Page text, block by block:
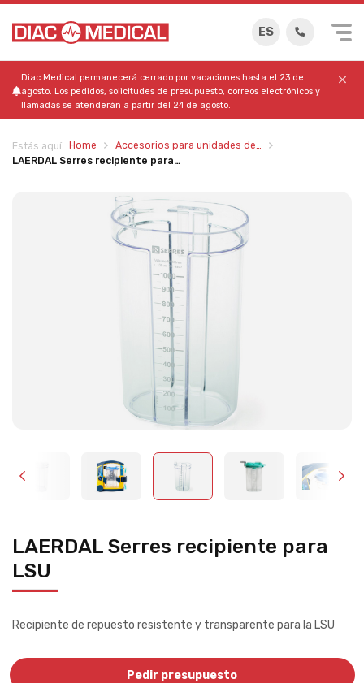
ES
Diac Medical permanecerá cerrado por vacaciones hasta el 23 de
agosto. Los pedidos, solicitudes de presupuesto, correos electrónicos y
llamadas se atenderán a partir del 24 de agosto.
Estás aquí: Home
Accesorios para unidades de…
LAERDAL Serres recipiente para…
LAERDAL Serres recipiente para
LSU
Recipiente de repuesto resistente y transparente para la LSU
Pedir presupuesto